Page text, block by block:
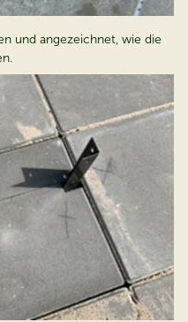
und angezeichnet, wie die